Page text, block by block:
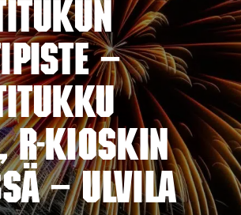
–
R-Kioskin
– ULVILA